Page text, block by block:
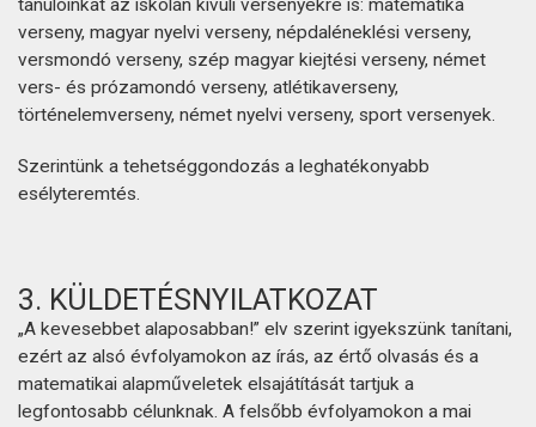
tanulóinkat az iskolán kívüli versenyekre is: matematika
verseny, magyar nyelvi verseny, népdaléneklési verseny,
versmondó verseny, szép magyar kiejtési verseny, német
vers- és prózamondó verseny, atlétikaverseny,
történelemverseny, német nyelvi verseny, sport versenyek.
Szerintünk a tehetséggondozás a leghatékonyabb
esélyteremtés.
3. KÜLDETÉSNYILATKOZAT
„A kevesebbet alaposabban!” elv szerint igyekszünk tanítani,
ezért az alsó évfolyamokon az írás, az értő olvasás és a
matematikai alapműveletek elsajátítását tartjuk a
legfontosabb célunknak. A felsőbb évfolyamokon a mai